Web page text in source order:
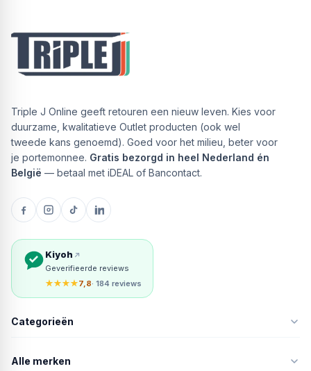
Triple J Online geeft retouren een nieuw leven. Kies voor
duurzame, kwalitatieve Outlet producten (ook wel
tweede kans genoemd). Goed voor het milieu, beter voor
je portemonnee. Gratis bezorgd in heel Nederland én
België — betaal met iDEAL of Bancontact.
Kiyoh
Geverifieerde reviews
★★★★7,8· 184 reviews
Categorieën
Alle merken